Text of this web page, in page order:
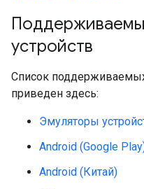
устройств
Список
приведен здесь:
Эмуляторы
Android (Google
Android (Китай)